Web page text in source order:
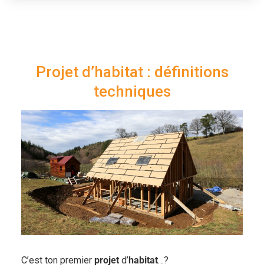
Projet d’habitat : définitions
techniques
C’est ton premier projetd’habitat…?